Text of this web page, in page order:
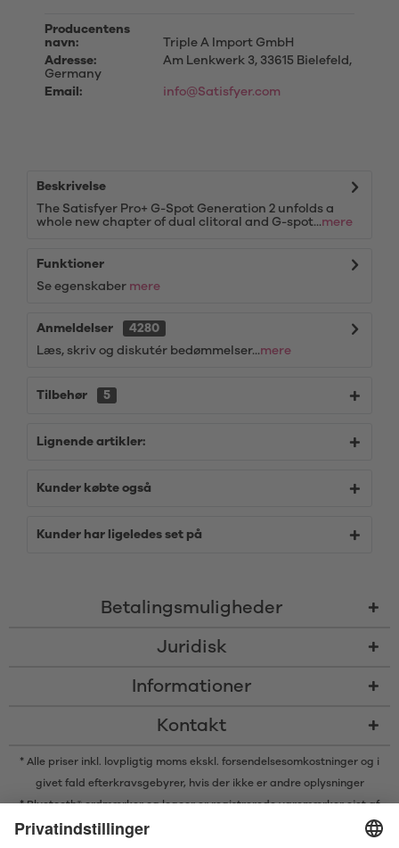
Producentens
navn:
Triple A Import GmbH
Adresse:
Am Lenkwerk 3, 33615 Bielefeld,
Germany
Email:
info@Satisfyer.com
Beskrivelse
The Satisfyer Pro+ G-Spot Generation 2 unfolds a
whole new chapter of dual clitoral and G-spot...mere
Funktioner
Se egenskaber mere
Anmeldelser
4280
Læs, skriv og diskutér bedømmelser...mere
Tilbehør 5
Lignende artikler:
Kunder købte også
Kunder har ligeledes set på
Betalingsmuligheder
Juridisk
Informationer
Kontakt
* Alle priser inkl. lovpligtig moms ekskl. forsendelsesomkostninger og i
givet fald efterkravsgebyrer, hvis der ikke er andre oplysninger
* Bluetooth® ordmærker og logoer er registrerede varemærker ejet af
Bluetooth SIG, Inc. og enhver brug af sådanne mærker af Satisfyer GmbH